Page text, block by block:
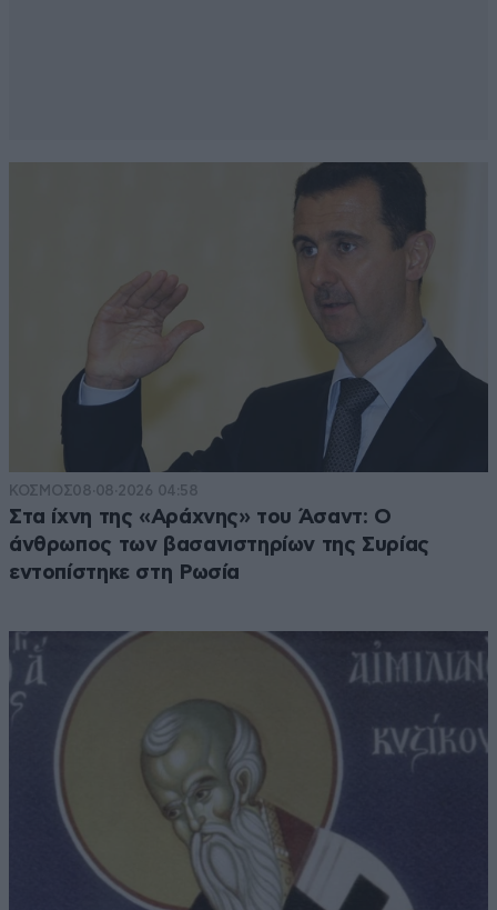
ΚΟΣΜΟΣ08·08·2026 04:58
Στα ίχνη της «Αράχνης» του Άσαντ: Ο
άνθρωπος των βασανιστηρίων της Συρίας
εντοπίστηκε στη Ρωσία